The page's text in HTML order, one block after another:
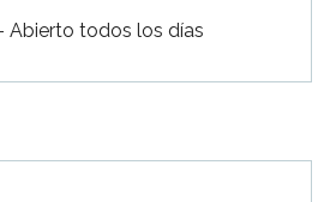
Abierto todos los días